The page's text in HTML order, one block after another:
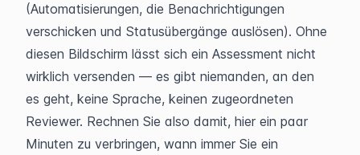
(Automatisierungen, die Benachrichtigungen
verschicken und Statusübergänge auslösen). Ohne
diesen Bildschirm lässt sich ein Assessment nicht
wirklich versenden — es gibt niemanden, an den
es geht, keine Sprache, keinen zugeordneten
Reviewer. Rechnen Sie also damit, hier ein paar
Minuten zu verbringen, wann immer Sie ein